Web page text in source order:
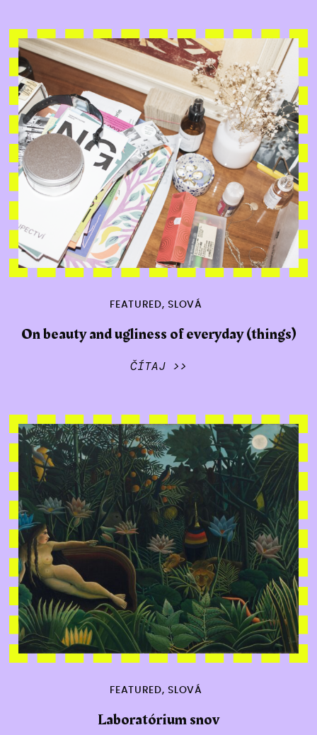
FEATURED,SLOVÁ
On beauty and ugliness of everyday (things)
ČÍTAJ >>
FEATURED,SLOVÁ
Laboratórium snov